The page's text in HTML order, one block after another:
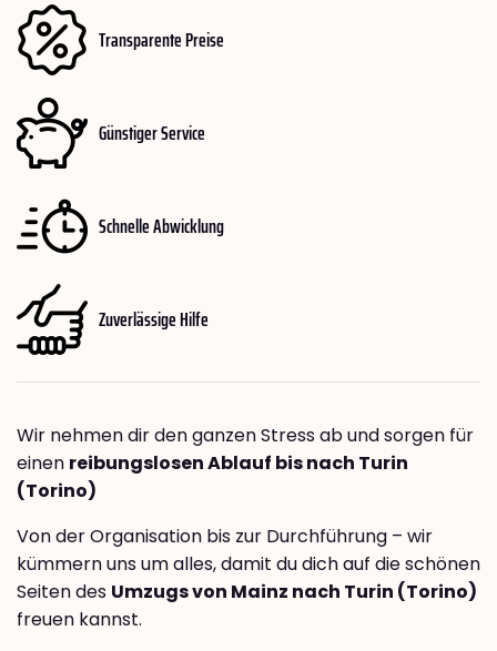
Transparente Preise
Günstiger Service
Schnelle Abwicklung
Zuverlässige Hilfe
Wir nehmen dir den ganzen Stress ab und sorgen für
einen reibungslosen Ablauf bis nach Turin
(Torino)
Von der Organisation bis zur Durchführung – wir
kümmern uns um alles, damit du dich auf die schönen
Seiten des Umzugs von Mainz nach Turin (Torino)
freuen kannst.